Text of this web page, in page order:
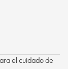
el cuidado de